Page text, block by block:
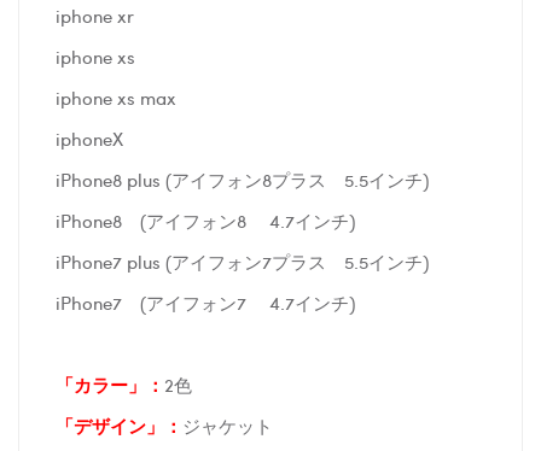
iphone xr
iphone xs
iphone xs max
iphoneX
iPhone8 plus (アイフォン8プラス 5.5インチ)
iPhone8 (アイフォン8 4.7インチ)
iPhone7 plus (アイフォン7プラス 5.5インチ)
iPhone7 (アイフォン7 4.7インチ)
「カラー」： 2色
「デザイン」
： ジャケット